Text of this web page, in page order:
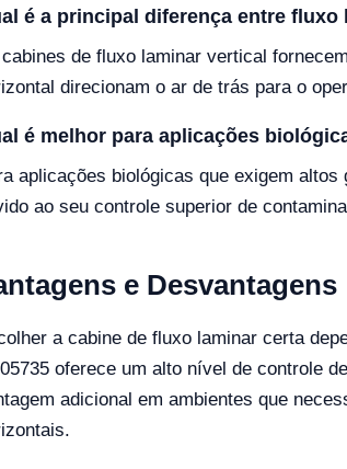
é a principal diferença entre
de fluxo laminar vertical
direcionam o ar de trás para o
é melhor para aplicações
aplicações biológicas que exigem
ao seu controle superior de
e Desvantagens
a cabine de fluxo laminar certa
oferece um alto nível de controle
adicional em ambientes que